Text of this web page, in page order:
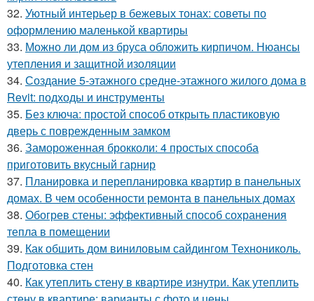
32. Уютный интерьер в бежевых тонах: советы по
оформлению маленькой квартиры
33. Можно ли дом из бруса обложить кирпичом. Нюансы
утепления и защитной изоляции
34. Создание 5-этажного средне-этажного жилого дома в
Revit: подходы и инструменты
35. Без ключа: простой способ открыть пластиковую
дверь с поврежденным замком
36. Замороженная брокколи: 4 простых способа
приготовить вкусный гарнир
37. Планировка и перепланировка квартир в панельных
домах. В чем особенности ремонта в панельных домах
38. Обогрев стены: эффективный способ сохранения
тепла в помещении
39. Как обшить дом виниловым сайдингом Технониколь.
Подготовка стен
40. Как утеплить стену в квартире изнутри. Как утеплить